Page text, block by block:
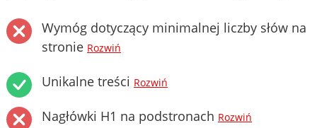
Wymóg dotyczący minimalnej liczby słów na
stronie Rozwiń
Unikalne treści Rozwiń
Nagłówki H1 na podstronach Rozwiń